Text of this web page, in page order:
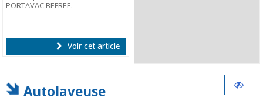
PORTAVAC BEFREE.
Voir cet article
Autolaveuse